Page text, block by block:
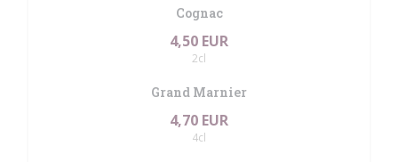
Cognac
4,50 EUR
2cl
Grand Marnier
4,70 EUR
4cl